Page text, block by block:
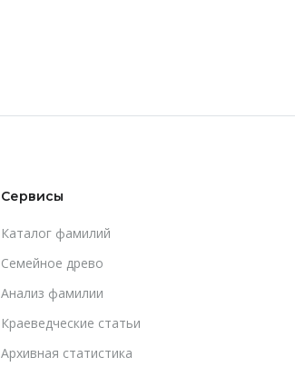
Сервисы
Каталог фамилий
Cемейное древо
Анализ фамилии
Краеведческие статьи
Архивная статистика